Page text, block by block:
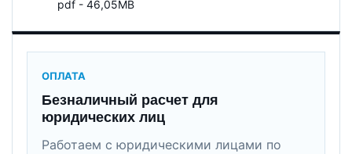
pdf - 46,05MB
ОПЛАТА
Безналичный расчет для
юридических лиц
Работаем с юридическими лицами по